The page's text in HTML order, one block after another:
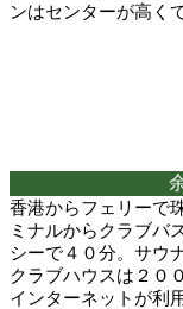
ンはセンターが高く
香港からフェリーで
ミナルからクラブバ
シーで４０分。サウ
クラブハウスは２０
インターネットが利